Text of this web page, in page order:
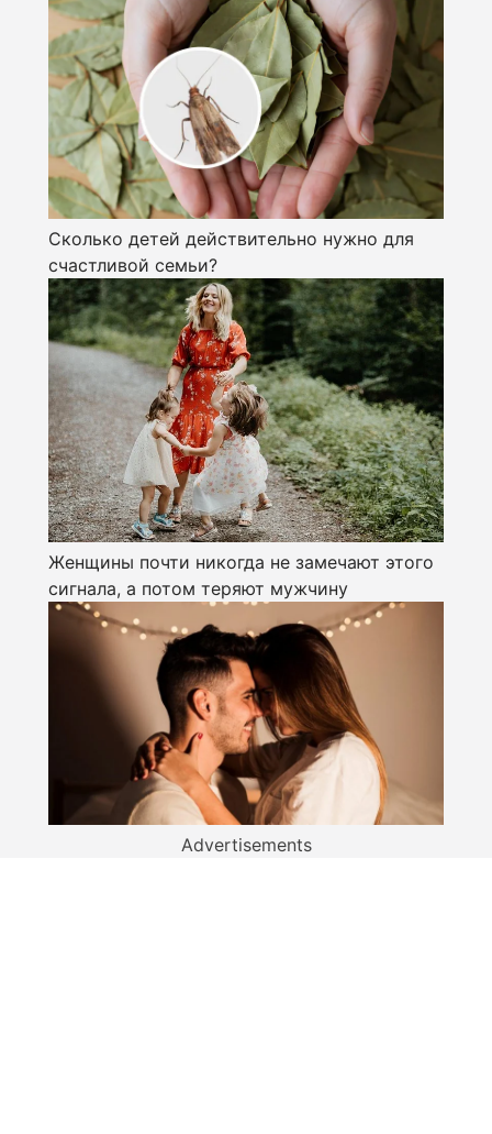
Сколько детей действительно нужно для
счастливой семьи?
Женщины почти никогда не замечают этого
сигнала, а потом теряют мужчину
Advertisements